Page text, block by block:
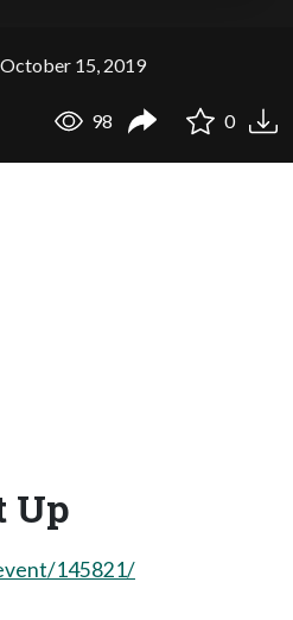
October 15, 2019
98 0
Up
145821/